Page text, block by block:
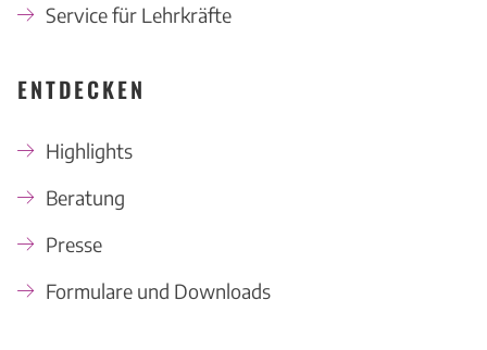
Service für Lehrkräfte
ENTDECKEN
Highlights
Beratung
Presse
Formulare und Downloads